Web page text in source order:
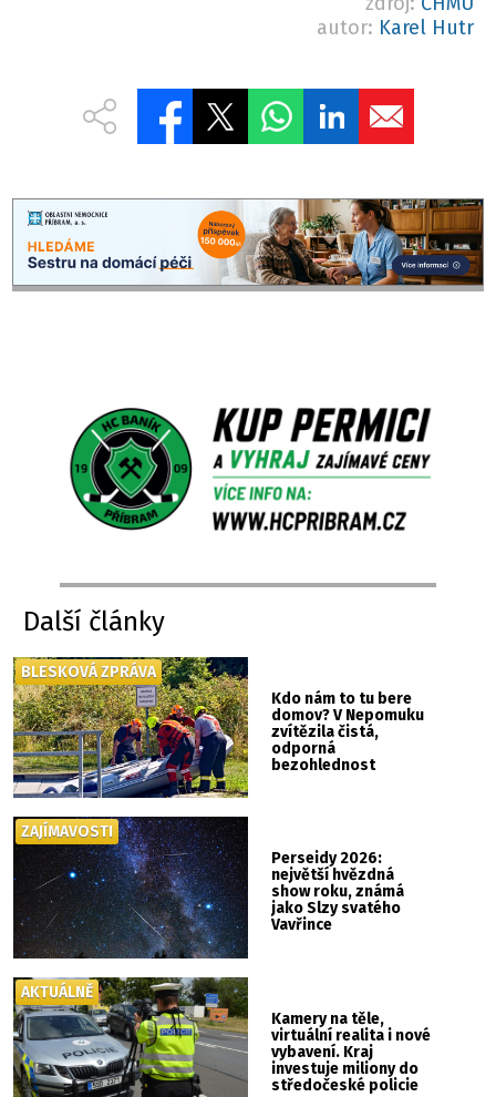
autor: Karel Hutr
Další články
Kdo nám to tu bere
domov? V Nepomuku
zvítězila čistá,
odporná
bezohlednost
BLESKOVÁ ZPRÁVA
Perseidy 2026:
největší hvězdná
show roku, známá
jako Slzy svatého
Vavřince
ZAJÍMAVOSTI
Kamery na těle,
virtuální realita i nové
vybavení. Kraj
investuje miliony do
středočeské policie
AKTUÁLNĚ